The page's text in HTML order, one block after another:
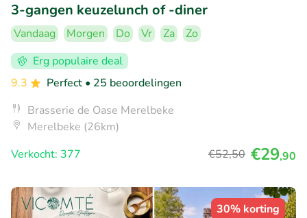
3-gangen keuzelunch of -diner
Vandaag Morgen Do Vr Za
Zo
Erg populaire deal
9.3
Perfect • 25 beoordelingen
Brasserie de Oase Merelbeke
Merelbeke (26km)
Verkocht: 377
€52,50 €29,90
30% korting